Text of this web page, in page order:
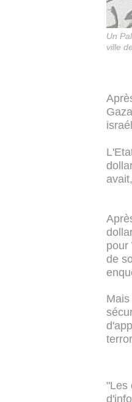
Un
ville
pour
de
"Les